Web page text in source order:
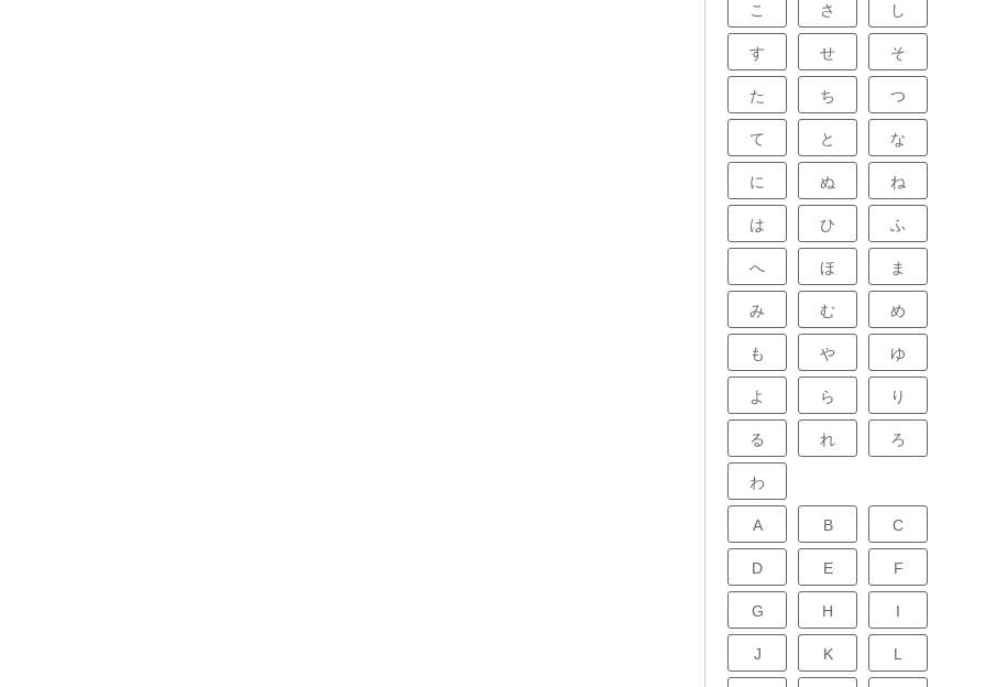
こ さ し
す せ そ
た ち つ
て と な
に ぬ ね
は ひ ふ
へ ほ ま
み む め
も や ゆ
よ ら り
る れ ろ
わ
A B C
D E F
G H I
J K L